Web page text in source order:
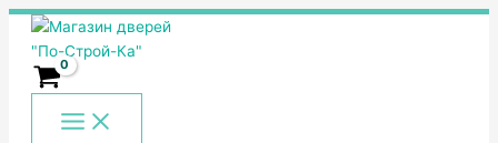
Перейти
содержимому
Main
Menu
Количество
товара
Петля
универсальная
(100*75*2.5)